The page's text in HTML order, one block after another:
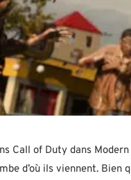
Call of Duty dans
d’où ils viennent. Bien